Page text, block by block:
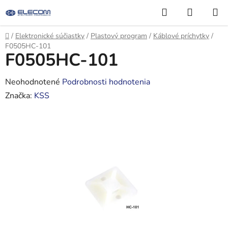
na
obsah
Hľadať
KOŠÍK
Domov
/ Elektronické súčiastky / Plastový program / Káblové príchytky /
F0505HC-101
F0505HC-101
Priemerné
hodnotenie
Neohodnotené Podrobnosti hodnotenia
Značka: KSS